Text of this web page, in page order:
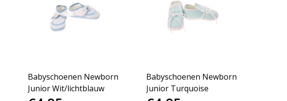
Babyschoenen Newborn
Junior Wit/lichtblauw
Babyschoenen Newborn
Junior Turquoise